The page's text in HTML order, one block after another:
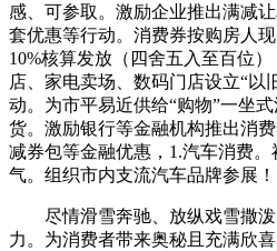
感、可参取。激励企业推出满减
套优惠等行动。消费券按购房人
10%核算发放（四舍五入至百位
店、家电卖场、数码门店设立“以
动。为市平易近供给“购物”一坐
货。激励银行等金融机构推出消
减券包等金融优惠，1.汽车消费
气。组织市内支流汽车品牌参展！
尽情滑雪奔驰、放纵戏雪撒泼
力。为消费者带来奥秘且充满欣